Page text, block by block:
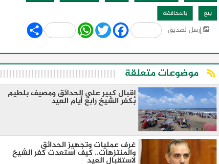
بيع بالمحافظة
إرسل لصديق Share WhatsApp
Twitter Facebook
موضوعات متعلقة
إقبال كبير علي الحدائق ومصيف بلطيم
بكفر الشيخ رابع أيام العيد
غرف عمليات وتجهيز الحدائق
والمنتزهات.. كيف استعدت كفر الشيخ
لاستقبال العيد